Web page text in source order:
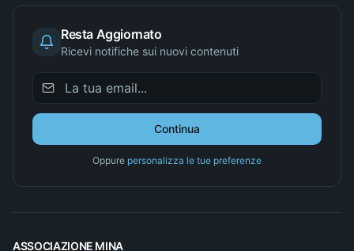
Resta Aggiornato
Ricevi notifiche sui nuovi contenuti
Continua
Oppure personalizza le tue preferenze
ASSOCIAZIONE MINA